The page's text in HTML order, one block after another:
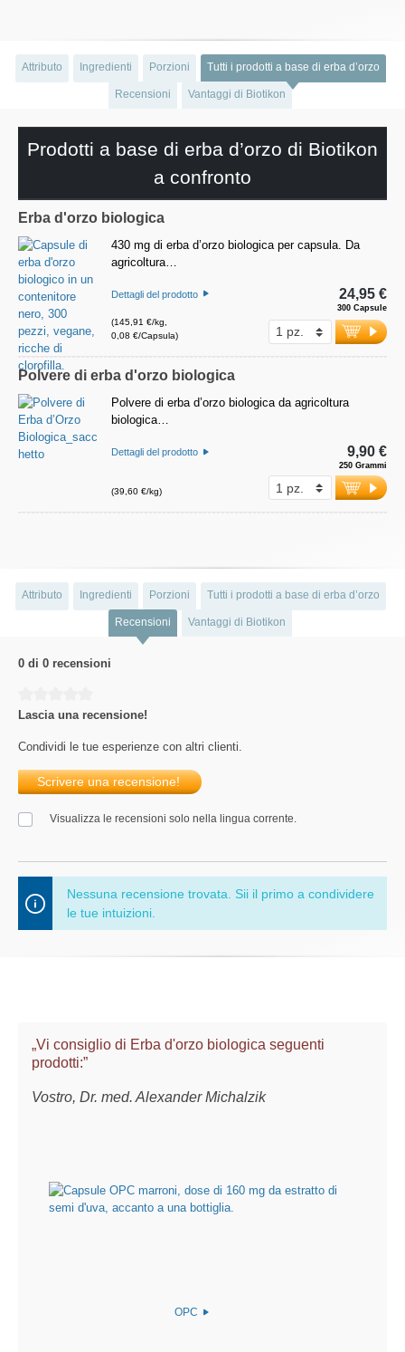
Attributo Ingredienti Porzioni Tutti i prodotti a base di erba d’orzo
Recensioni Vantaggi di Biotikon
Prodotti a base di erba d’orzo di Biotikon
a confronto
Erba d'orzo biologica
430 mg di erba d’orzo biologica per capsula. Da
agricoltura…
Dettagli del prodotto
(145,91 €/kg,
0,08 €/Capsula)
300 Capsule
24,95 €
Polvere di erba d'orzo biologica
Polvere di erba d’orzo biologica da agricoltura
biologica…
Dettagli del prodotto
(39,60 €/kg)
250 Grammi
9,90 €
Attributo Ingredienti Porzioni Tutti i prodotti a base di erba d’orzo
Recensioni Vantaggi di Biotikon
0 di 0 recensioni
Lascia una recensione!
Condividi le tue esperienze con altri clienti.
Scrivere una recensione!
Visualizza le recensioni solo nella lingua corrente.
Nessuna recensione trovata. Sii il primo a condividere
le tue intuizioni.
„Vi consiglio di Erba d'orzo biologica seguenti
prodotti:”
Vostro, Dr. med. Alexander Michalzik
OPC